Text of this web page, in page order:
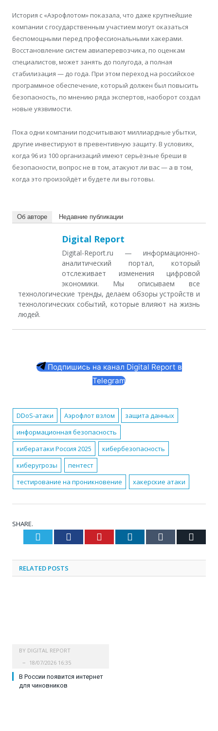
История с «Аэрофлотом» показала, что даже крупнейшие
компании с государственным участием могут оказаться
беспомощными перед профессиональными хакерами.
Восстановление систем авиаперевозчика, по оценкам
специалистов, может занять до полугода, а полная
стабилизация — до года. При этом переход на российское
программное обеспечение, который должен был повысить
безопасность, по мнению ряда экспертов, наоборот создал
новые уязвимости.
Пока одни компании подсчитывают миллиардные убытки,
другие инвестируют в превентивную защиту. В условиях,
когда 96 из 100 организаций имеют серьёзные бреши в
безопасности, вопрос не в том, атакуют ли вас — а в том,
когда это произойдёт и будете ли вы готовы.
Об авторе Недавние публикации
Digital Report
Digital-Report.ru — информационно-
аналитический портал, который
отслеживает изменения цифровой
экономики. Мы описываем все
технологические тренды, делаем обзоры устройств и
технологических событий, которые влияют на жизнь
людей.
Подпишись на канал Digital Report в
Telegram
DDoS-атаки Аэрофлот взлом
защита данных
информационная безопасность
кибератаки Россия 2025
кибербезопасность
киберугрозы
пентест
тестирование на проникновение
хакерские атаки
SHARE.
Twitter Facebook Pinterest LinkedIn Tumblr
RELATED POSTS
BY DIGITAL REPORT
18/07/2026 16:35
В России появится интернет
для чиновников